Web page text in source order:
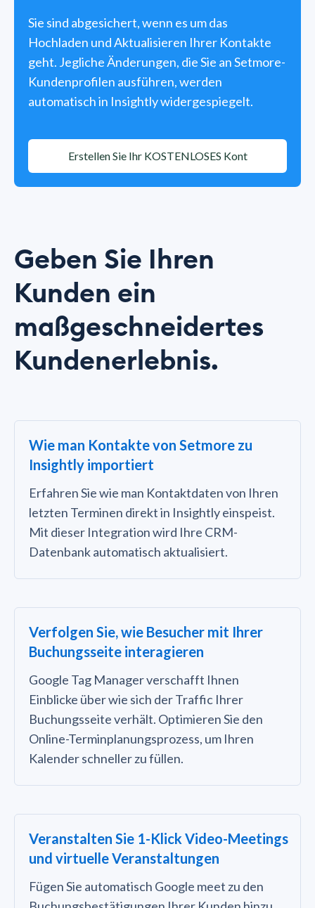
Sie sind abgesichert, wenn es um das
Hochladen und Aktualisieren Ihrer Kontakte
geht. Jegliche Änderungen, die Sie an Setmore-
Kundenprofilen ausführen, werden
automatisch in Insightly widergespiegelt.
Erstellen Sie Ihr KOSTENLOSES Kont
Geben Sie Ihren
Kunden ein
maßgeschneidertes
Kundenerlebnis.
Wie man Kontakte von Setmore zu
Insightly importiert
Erfahren Sie wie man Kontaktdaten von Ihren
letzten Terminen direkt in Insightly einspeist.
Mit dieser Integration wird Ihre CRM-
Datenbank automatisch aktualisiert.
Verfolgen Sie, wie Besucher mit Ihrer
Buchungsseite interagieren
Google Tag Manager verschafft Ihnen
Einblicke über wie sich der Traffic Ihrer
Buchungsseite verhält. Optimieren Sie den
Online-Terminplanungsprozess, um Ihren
Kalender schneller zu füllen.
Veranstalten Sie 1-Klick Video-Meetings
und virtuelle Veranstaltungen
Fügen Sie automatisch Google meet zu den